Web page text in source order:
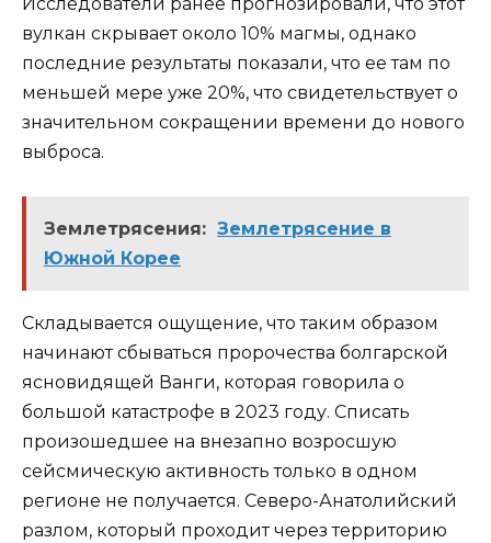
вулкан скрывает около 10% магмы, однако
последние результаты показали, что ее там по
меньшей мере уже 20%, что свидетельствует о
значительном сокращении времени до нового
выброса.
Землетрясения: Землетрясение в
Южной Корее
Складывается ощущение, что таким образом
начинают сбываться пророчества болгарской
ясновидящей Ванги, которая говорила о
большой катастрофе в 2023 году. Списать
произошедшее на внезапно возросшую
сейсмическую активность только в одном
регионе не получается. Северо-Анатолийский
разлом, который проходит через территорию